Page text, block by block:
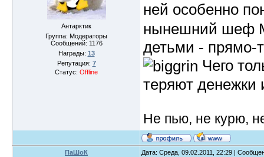
Антарктик
Группа: Модераторы
Сообщений: 1176
Награды: 13
Репутация: 7
Статус: Offline
ней особенно
нынешний шеф
детьми - прямо-
Чего
теряют денежки
Не пью, не курю,
ПаШоК Дата: Среда, 09.02.2011, 22:29 |